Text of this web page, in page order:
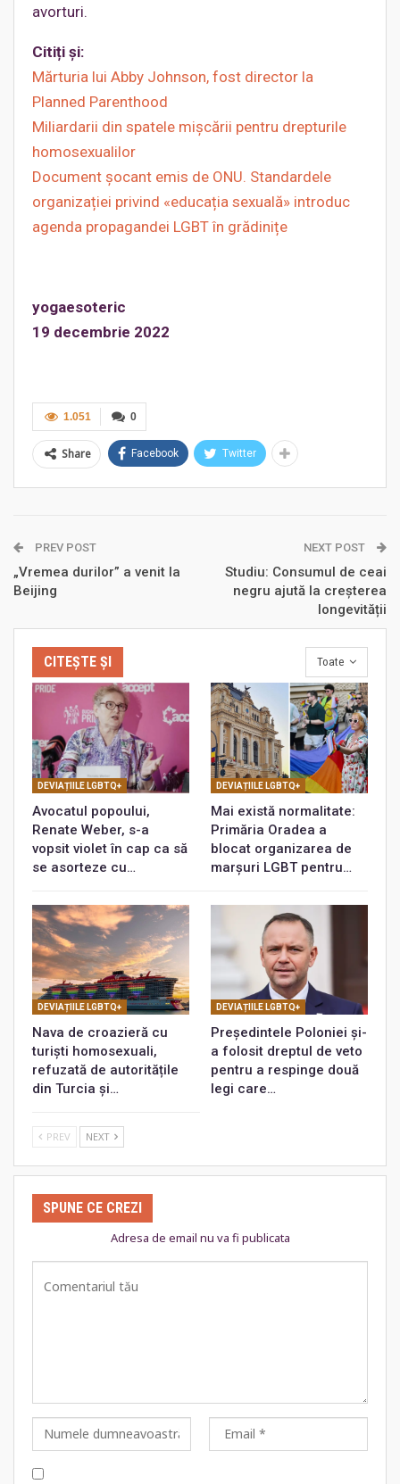
avorturi.
Citiți și:
Mărturia lui Abby Johnson, fost director la
Planned Parenthood
Miliardarii din spatele mișcării pentru drepturile
homosexualilor
Document șocant emis de ONU. Standardele
organizației privind «educația sexuală» introduc
agenda propagandei LGBT în grădinițe
yogaesoteric
19 decembrie 2022
0
1.051
Share Facebook Twitter
PREV POST
„Vremea durilor” a venit la
Beijing
NEXT POST
Studiu: Consumul de ceai
negru ajută la creșterea
longevității
Toate
CITEȘTE ȘI
DEVIAȚIILE LGBTQ+
Avocatul popoului,
Renate Weber, s-a
vopsit violet în cap ca să
se asorteze cu…
DEVIAȚIILE LGBTQ+
Mai există normalitate:
Primăria Oradea a
blocat organizarea de
marșuri LGBT pentru…
DEVIAȚIILE LGBTQ+
Nava de croazieră cu
turiști homosexuali,
refuzată de autoritățile
din Turcia și…
DEVIAȚIILE LGBTQ+
Președintele Poloniei și-
a folosit dreptul de veto
pentru a respinge două
legi care…
PREV NEXT
SPUNE CE CREZI
Adresa de email nu va fi publicata